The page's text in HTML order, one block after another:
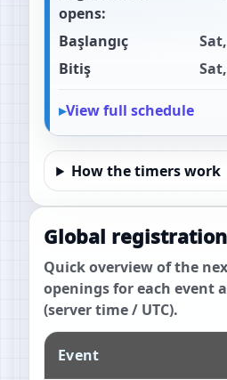
opens:
Başlangıç
Bitiş
View full schedule
How the timers work
Global
Quick overview of the
openings for each event
(server time / UTC).
Event